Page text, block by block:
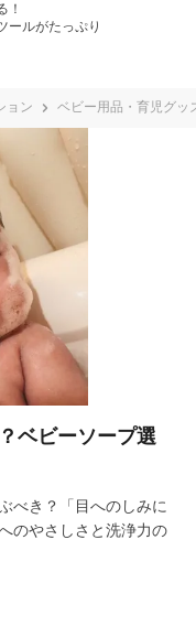
！
ールがたっぷり
ョン ベビー用品・育児グッ
ベビーソープ選
べき？「目へのしみに
のやさしさと洗浄力の